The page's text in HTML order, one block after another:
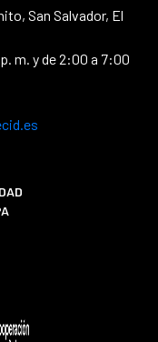
San Salvador, El
m. y de 2:00 a 7:00